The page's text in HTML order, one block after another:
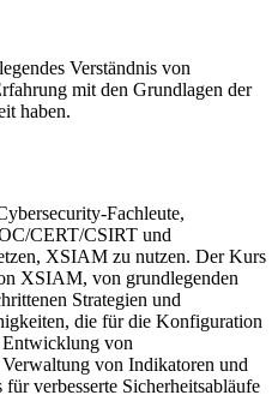
Verständnis von
mit den Grundlagen der
haben.
Fachleute,
CERT/CSIRT und
XSIAM zu nutzen. Der Kurs
XSIAM, von grundlegenden
Strategien und
die für die Konfiguration
Entwicklung von
von Indikatoren und
verbesserte Sicherheitsabläufe